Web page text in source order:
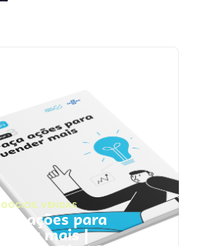
, VENDAS
Faça ações para
vender mais |